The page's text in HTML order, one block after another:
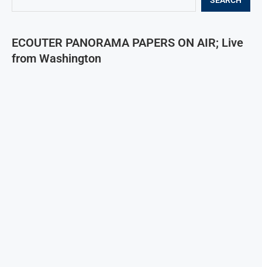
ECOUTER PANORAMA PAPERS ON AIR; Live
from Washington